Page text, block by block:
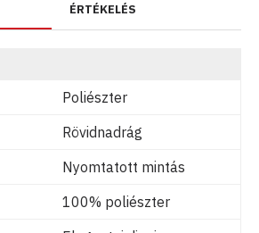
ÉRTÉKELÉS
Poliészter
Rövidnadrág
Nyomtatott mintás
100% poliészter